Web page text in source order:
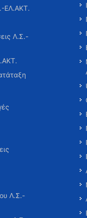
ΕΛ.ΑΚΤ.
Λ.Σ.-
Λ.Σ.-